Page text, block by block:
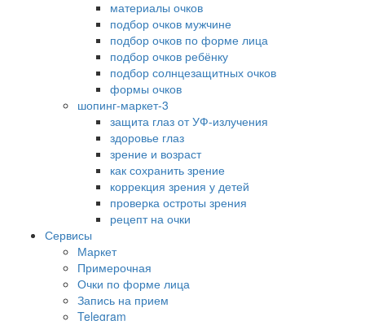
материалы очков
подбор очков мужчине
подбор очков по форме лица
подбор очков ребёнку
подбор солнцезащитных очков
формы очков
шопинг-маркет-3
защита глаз от УФ-излучения
здоровье глаз
зрение и возраст
как сохранить зрение
коррекция зрения у детей
проверка остроты зрения
рецепт на очки
Сервисы
Маркет
Примерочная
Очки по форме лица
Запись на прием
Telegram